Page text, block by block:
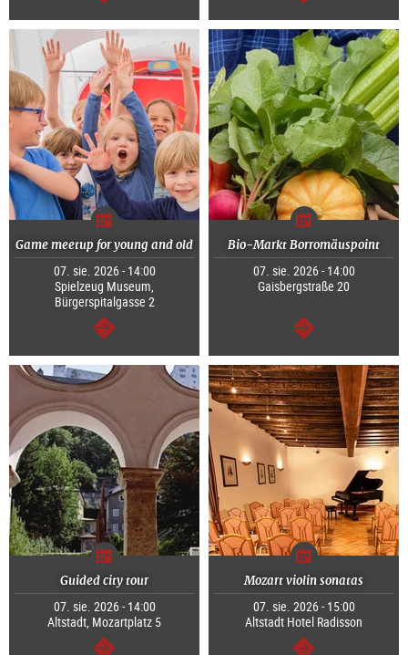
dalej dalej
Game meetup for young and old
07. sie. 2026 - 14:00
Spielzeug Museum,
Bürgerspitalgasse 2
dalej
Bio-Markt Borromäuspoint
07. sie. 2026 - 14:00
Gaisbergstraße 20
dalej
Guided city tour
07. sie. 2026 - 14:00
Altstadt, Mozartplatz 5
Mozart violin sonatas
07. sie. 2026 - 15:00
Altstadt Hotel Radisson